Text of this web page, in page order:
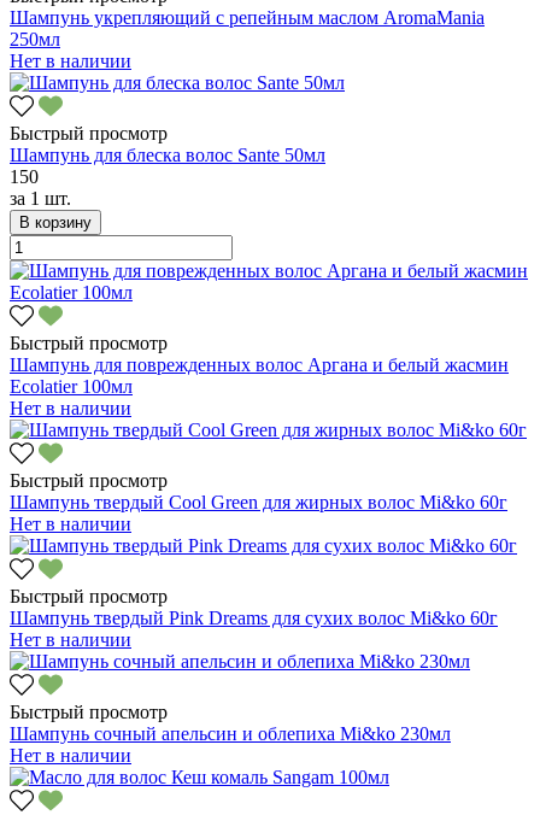
Шампунь укрепляющий с репейным маслом AromaMania
250мл
Нет в наличии
Быстрый просмотр
Шампунь для блеска волос Sante 50мл
150
за 1 шт.
В корзину
Быстрый просмотр
Шампунь для поврежденных волос Аргана и белый жасмин
Ecolatier 100мл
Нет в наличии
Быстрый просмотр
Шампунь твердый Cool Green для жирных волос Mi&ko 60г
Нет в наличии
Быстрый просмотр
Шампунь твердый Pink Dreams для сухих волос Mi&ko 60г
Нет в наличии
Быстрый просмотр
Шампунь сочный апельсин и облепиха Mi&ko 230мл
Нет в наличии